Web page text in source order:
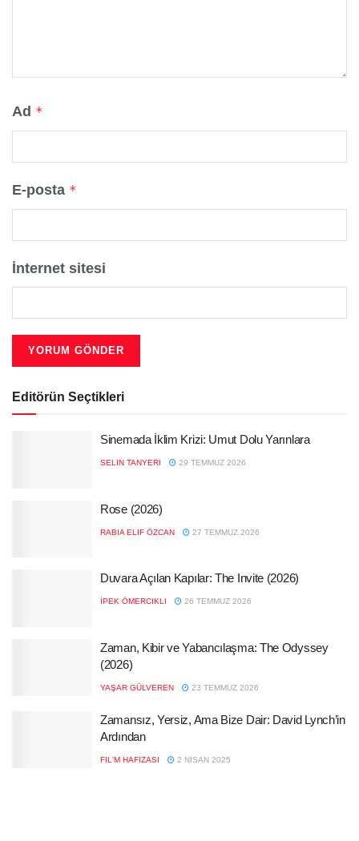
Ad *
E-posta *
İnternet sitesi
Editörün Seçtikleri
Sinemada İklim Krizi: Umut Dolu Yarınlara
SELIN TANYERI 29 TEMMUZ 2026
Rose (2026)
RABIA ELIF ÖZCAN 27 TEMMUZ 2026
Duvara Açılan Kapılar: The Invite (2026)
İPEK ÖMERCIKLI 26 TEMMUZ 2026
Zaman, Kibir ve Yabancılaşma: The Odyssey
(2026)
YAŞAR GÜLVEREN 23 TEMMUZ 2026
Zamansız, Yersiz, Ama Bize Dair: David Lynch’in
Ardından
FIL'M HAFIZASI 2 NISAN 2025